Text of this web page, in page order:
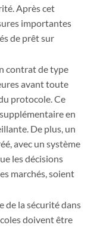
Après cet
importantes
de prêt sur
contrat de type
avant toute
protocole. Ce
en
De plus, un
avec un système
les décisions
marchés, soient
de la sécurité dans
doivent être